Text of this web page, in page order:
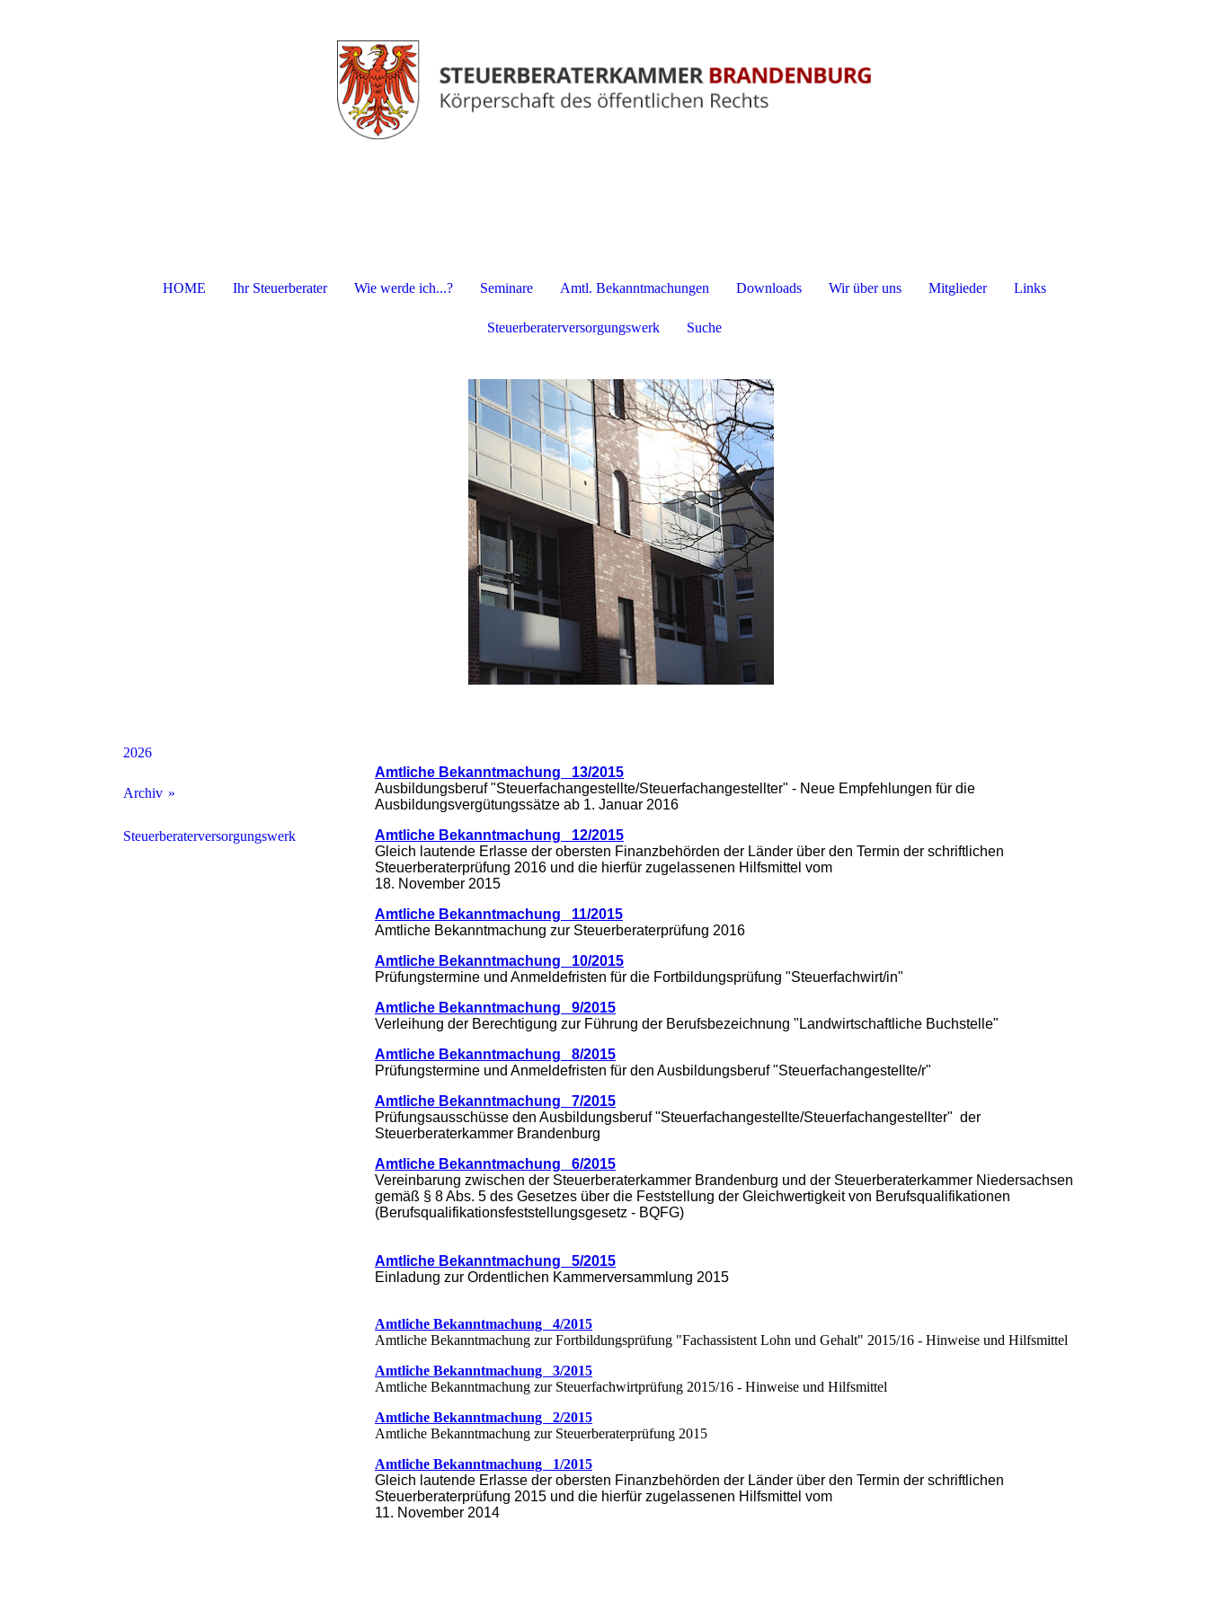
HOME Ihr Steuerberater Wie werde ich...? Seminare Amtl. Bekanntmachungen Downloads Wir über uns Mitglieder Links
Steuerberaterversorgungswerk Suche
2026
Archiv
2025
Steuerberaterversorgungswerk
Amtliche Bekanntmachung 13/2015
Ausbildungsberuf "Steuerfachangestellte/Steuerfachangestellter" - Neue Empfehlungen für die
Ausbildungsvergütungssätze ab 1. Januar 2016
Amtliche Bekanntmachung 12/2015
Gleich lautende Erlasse der obersten Finanzbehörden der Länder über den Termin der schriftlichen
Steuerberaterprüfung 2016 und die hierfür zugelassenen Hilfsmittel vom
18. November 2015
Amtliche Bekanntmachung 11/2015
Amtliche Bekanntmachung zur Steuerberaterprüfung 2016
Amtliche Bekanntmachung 10/2015
Prüfungstermine und Anmeldefristen für die Fortbildungsprüfung "Steuerfachwirt/in"
Amtliche Bekanntmachung 9/2015
Verleihung der Berechtigung zur Führung der Berufsbezeichnung "Landwirtschaftliche Buchstelle"
Amtliche Bekanntmachung 8/2015
Prüfungstermine und Anmeldefristen für den Ausbildungsberuf "Steuerfachangestellte/r"
Amtliche Bekanntmachung 7/2015
Prüfungsausschüsse den Ausbildungsberuf "Steuerfachangestellte/Steuerfachangestellter" der
Steuerberaterkammer Brandenburg
Amtliche Bekanntmachung 6/2015
Vereinbarung zwischen der Steuerberaterkammer Brandenburg und der Steuerberaterkammer Niedersachsen
gemäß § 8 Abs. 5 des Gesetzes über die Feststellung der Gleichwertigkeit von Berufsqualifikationen
(Berufsqualifikationsfeststellungsgesetz - BQFG)
Amtliche Bekanntmachung 5/2015
Einladung zur Ordentlichen Kammerversammlung 2015
Amtliche Bekanntmachung 4/2015
Amtliche Bekanntmachung zur Fortbildungsprüfung "Fachassistent Lohn und Gehalt" 2015/16 - Hinweise und Hilfsmittel
Amtliche Bekanntmachung 3/2015
Amtliche Bekanntmachung zur Steuerfachwirtprüfung 2015/16 - Hinweise und Hilfsmittel
Amtliche Bekanntmachung 2/2015
Amtliche Bekanntmachung zur Steuerberaterprüfung 2015
Amtliche Bekanntmachung 1/2015
Gleich lautende Erlasse der obersten Finanzbehörden der Länder über den Termin der schriftlichen
Steuerberaterprüfung 2015 und die hierfür zugelassenen Hilfsmittel vom
11. November 2014